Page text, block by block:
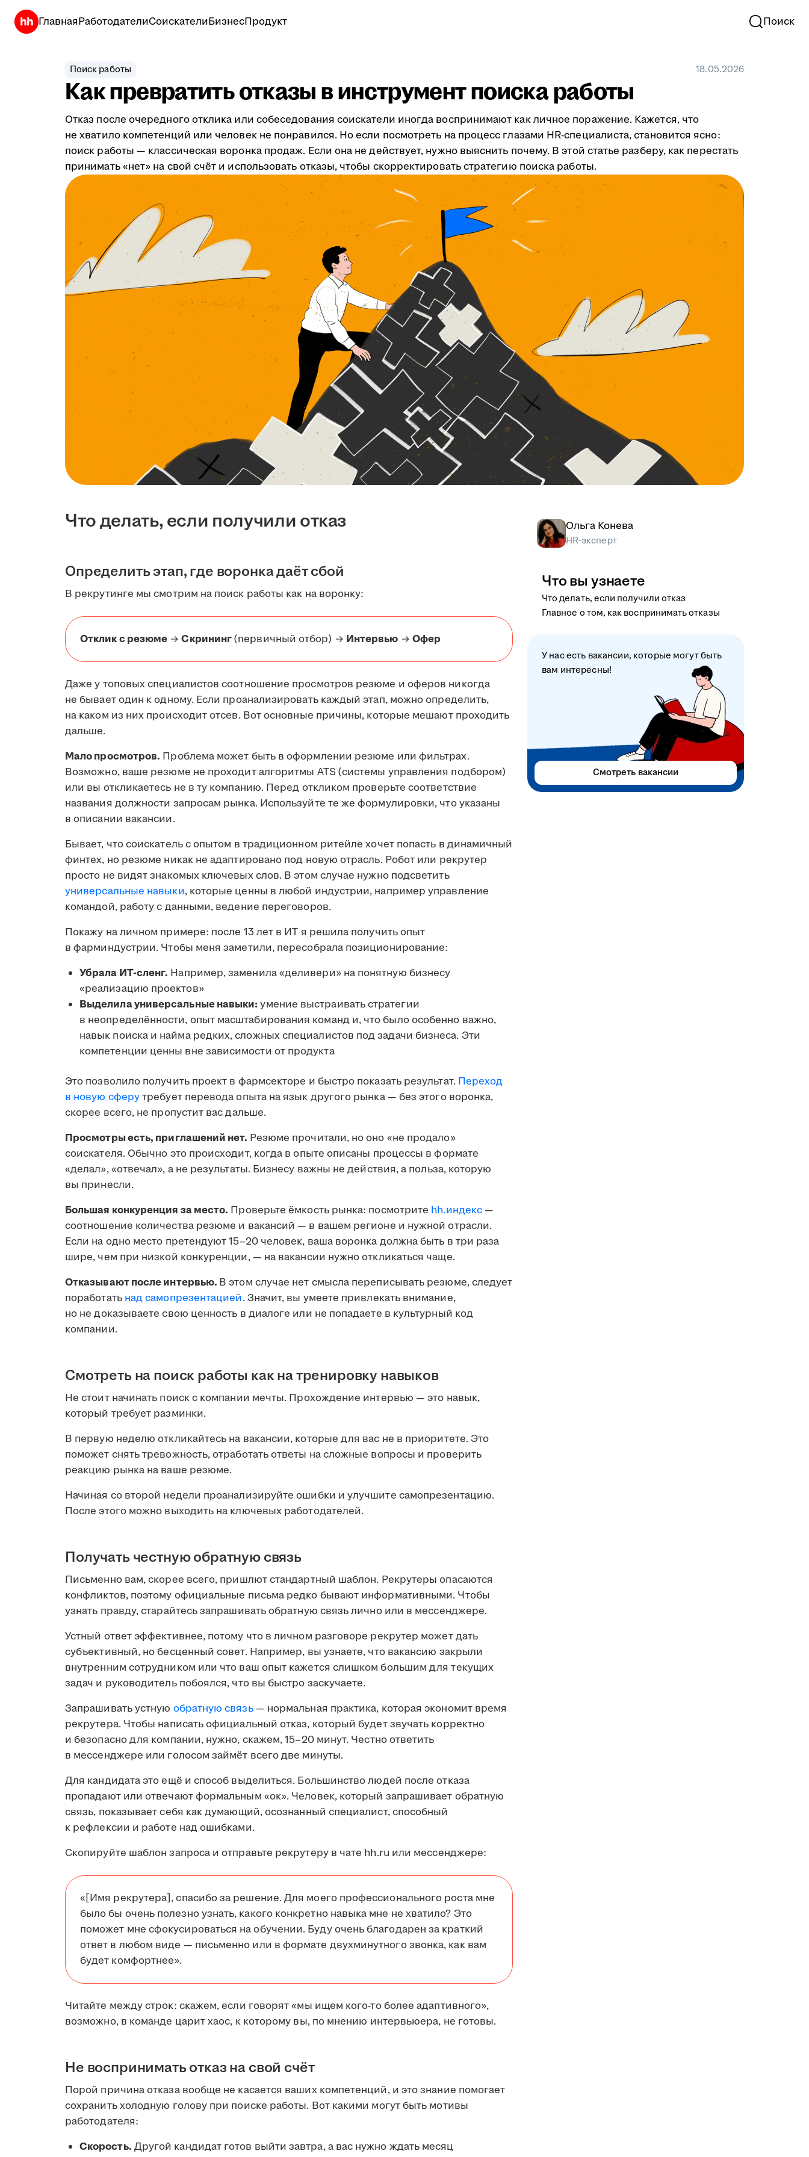
ГлавнаяРаботодателиСоискателиБизнесПродукт Поиск
Поиск работы 18.05.2026
Как превратить отказы в инструмент поиска работы
Отказ после очередного отклика или собеседования соискатели иногда воспринимают как личное поражение. Кажется, что
не хватило компетенций или человек не понравился. Но если посмотреть на процесс глазами HR-специалиста, становится ясно:
поиск работы — классическая воронка продаж. Если она не действует, нужно выяснить почему. В этой статье разберу, как перестать
принимать «нет» на свой счёт и использовать отказы, чтобы скорректировать стратегию поиска работы.
Что делать, если получили отказ
Определить этап, где воронка даёт сбой
В рекрутинге мы смотрим на поиск работы как на воронку:
Отклик с резюме →Скрининг(первичный отбор) → Интервью → Офер
Даже у топовых специалистов соотношение просмотров резюме и оферов никогда
не бывает один к одному. Если проанализировать каждый этап, можно определить,
на каком из них происходит отсев. Вот основные причины, которые мешают проходить
дальше.
Мало просмотров. Проблема может быть в оформлении резюме или фильтрах.
Возможно, ваше резюме не проходит алгоритмы ATS (системы управления подбором)
или вы откликаетесь не в ту компанию. Перед откликом проверьте соответствие
названия должности запросам рынка. Используйте те же формулировки, что указаны
в описании вакансии.
Бывает, что соискатель с опытом в традиционном ритейле хочет попасть в динамичный
финтех, но резюме никак не адаптировано под новую отрасль. Робот или рекрутер
просто не видят знакомых ключевых слов. В этом случае нужно подсветить
универсальные навыки, которые ценны в любой индустрии, например управление
командой, работу с данными, ведение переговоров.
Покажу на личном примере: после 13 лет в ИТ я решила получить опыт
в фарминдустрии. Чтобы меня заметили, пересобрала позиционирование:
Убрала ИТ-сленг. Например, заменила «деливери» на понятную бизнесу
«реализацию проектов»
Выделила универсальные навыки:умение выстраивать стратегии
в неопределённости, опыт масштабирования команд и, что было особенно важно,
навык поиска и найма редких, сложных специалистов под задачи бизнеса. Эти
компетенции ценны вне зависимости от продукта
Это позволило получить проект в фармсекторе и быстро показать результат. Переход
в новую сферутребует перевода опыта на язык другого рынка — без этого воронка,
скорее всего, не пропустит вас дальше.
Просмотры есть, приглашений нет. Резюме прочитали, но оно «не продало»
соискателя. Обычно это происходит, когда в опыте описаны процессы в формате
«делал», «отвечал», а не результаты. Бизнесу важны не действия, а польза, которую
вы принесли.
Большая конкуренция за место. Проверьте ёмкость рынка: посмотрите hh.индекс —
соотношение количества резюме и вакансий — в вашем регионе и нужной отрасли.
Если на одно место претендуют 15–20 человек, ваша воронка должна быть в три раза
шире, чем при низкой конкуренции, — на вакансии нужно откликаться чаще.
Отказывают после интервью. В этом случае нет смысла переписывать резюме, следует
поработать над самопрезентацией. Значит, вы умеете привлекать внимание,
но не доказываете свою ценность в диалоге или не попадаете в культурный код
компании.
Смотреть на поиск работы как на тренировку навыков
Не стоит начинать поиск с компании мечты. Прохождение интервью — это навык,
который требует разминки.
В первую неделю откликайтесь на вакансии, которые для вас не в приоритете. Это
поможет снять тревожность, отработать ответы на сложные вопросы и проверить
реакцию рынка на ваше резюме.
Начиная со второй недели проанализируйте ошибки и улучшите самопрезентацию.
После этого можно выходить на ключевых работодателей.
Получать честную обратную связь
Письменно вам, скорее всего, пришлют стандартный шаблон. Рекрутеры опасаются
конфликтов, поэтому официальные письма редко бывают информативными. Чтобы
узнать правду, старайтесь запрашивать обратную связь лично или в мессенджере.
Устный ответ эффективнее, потому что в личном разговоре рекрутер может дать
субъективный, но бесценный совет. Например, вы узнаете, что вакансию закрыли
внутренним сотрудником или что ваш опыт кажется слишком большим для текущих
задач и руководитель побоялся, что вы быстро заскучаете.
Запрашивать устную обратную связь— нормальная практика, которая экономит время
рекрутера. Чтобы написать официальный отказ, который будет звучать корректно
и безопасно для компании, нужно, скажем, 15–20 минут. Честно ответить
в мессенджере или голосом займёт всего две минуты.
Для кандидата это ещё и способ выделиться. Большинство людей после отказа
пропадают или отвечают формальным «ок». Человек, который запрашивает обратную
связь, показывает себя как думающий, осознанный специалист, способный
к рефлексии и работе над ошибками.
Скопируйте шаблон запроса и отправьте рекрутеру в чате hh.ru или мессенджере:
«[Имя рекрутера], спасибо за решение. Для моего профессионального роста мне
было бы очень полезно узнать, какого конкретно навыка мне не хватило? Это
поможет мне сфокусироваться на обучении. Буду очень благодарен за краткий
ответ в любом виде — письменно или в формате двухминутного звонка, как вам
будет комфортнее».
Читайте между строк: скажем, если говорят «мы ищем кого-то более адаптивного»,
возможно, в команде царит хаос, к которому вы, по мнению интервьюера, не готовы.
Не воспринимать отказ на свой счёт
Порой причина отказа вообще не касается ваших компетенций, и это знание помогает
сохранить холодную голову при поиске работы. Вот какими могут быть мотивы
работодателя:
Скорость. Другой кандидат готов выйти завтра, а вас нужно ждать месяц
Ольга Конева
HR-эксперт
Что вы узнаете
Что делать, если получили отказ
Главное о том, как воспринимать отказы
У нас есть вакансии, которые могут быть
вам интересны!
Смотреть вакансии